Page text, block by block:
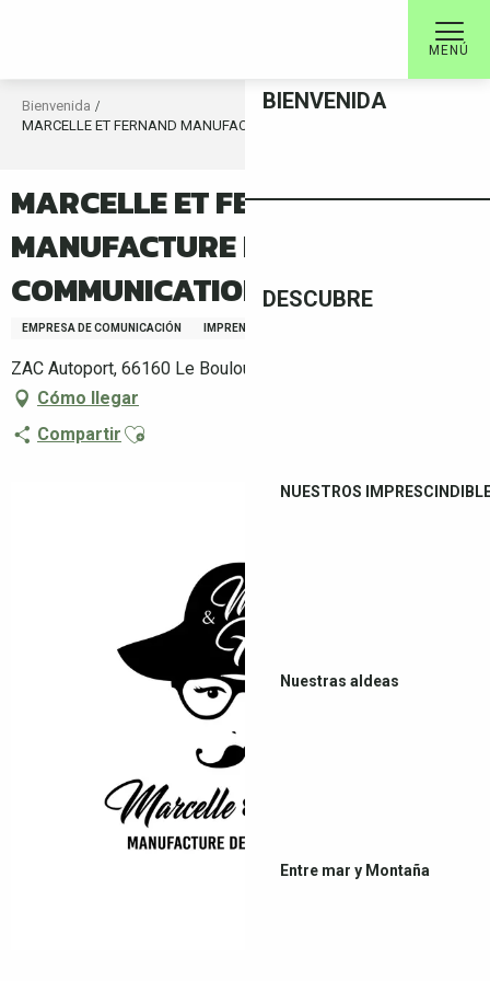
MENÚ
BIENVENIDA
DESCUBRE
NUESTROS
Nuestras aldeas
Entre mar y Montaña
Bienvenida
MARCELLE ET FERNAND MANUFACTURE DE COMMUNICATION
MARCELLE ET FERNAND
MANUFACTURE DE
COMMUNICATION
EMPRESA DE COMUNICACIÓN IMPRENTA
ZAC Autoport, 66160 Le Boulou
Cómo llegar
Compartir Ajouter aux favoris